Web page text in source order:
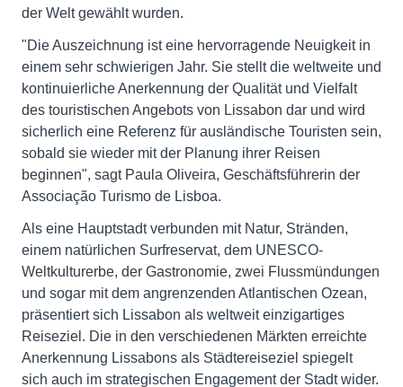
der Welt gewählt wurden.
"Die Auszeichnung ist eine hervorragende Neuigkeit in
einem sehr schwierigen Jahr. Sie stellt die weltweite und
kontinuierliche Anerkennung der Qualität und Vielfalt
des touristischen Angebots von Lissabon dar und wird
sicherlich eine Referenz für ausländische Touristen sein,
sobald sie wieder mit der Planung ihrer Reisen
beginnen", sagt Paula Oliveira, Geschäftsführerin der
Associação Turismo de Lisboa.
Als eine Hauptstadt verbunden mit Natur, Stränden,
einem natürlichen Surfreservat, dem UNESCO-
Weltkulturerbe, der Gastronomie, zwei Flussmündungen
und sogar mit dem angrenzenden Atlantischen Ozean,
präsentiert sich Lissabon als weltweit einzigartiges
Reiseziel. Die in den verschiedenen Märkten erreichte
Anerkennung Lissabons als Städtereiseziel spiegelt
sich auch im strategischen Engagement der Stadt wider.